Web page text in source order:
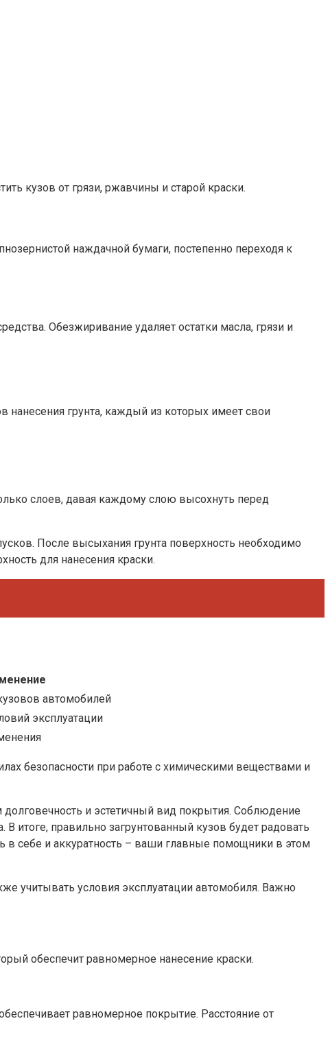
кузов от грязи, ржавчины и старой краски.
наждачной бумаги, постепенно переходя к
Обезжиривание удаляет остатки масла, грязи и
нанесения грунта, каждый из которых имеет свои
слоев, давая каждому слою высохнуть перед
После высыхания грунта поверхность необходимо
для нанесения краски.
автомобилей
эксплуатации
безопасности при работе с химическими веществами и
и эстетичный вид покрытия. Соблюдение
итоге, правильно загрунтованный кузов будет радовать
себе и аккуратность – ваши главные помощники в этом
учитывать условия эксплуатации автомобиля. Важно
обеспечит равномерное нанесение краски.
равномерное покрытие. Расстояние от